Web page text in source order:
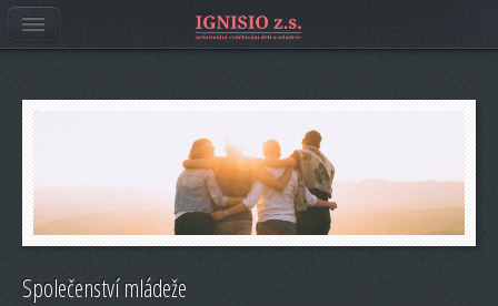
Společenství mládeže